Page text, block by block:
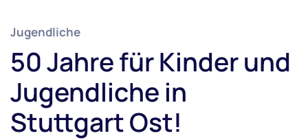
Jugendliche
50 Jahre für Kinder und
Jugendliche in
Stuttgart Ost!